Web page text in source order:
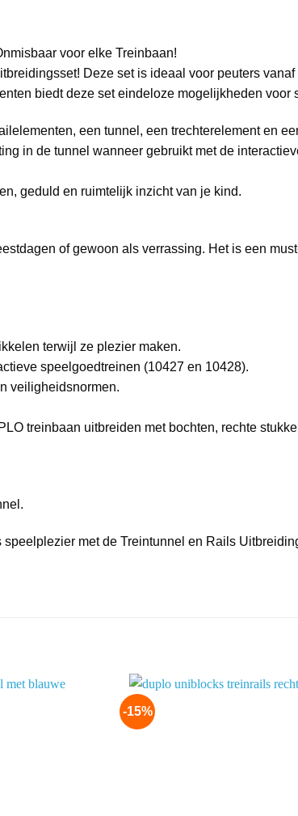
voor elke Treinbaan!
Deze set is ideaal voor peuters
biedt deze set eindeloze mogelijkheden voor
een tunnel, een trechterelement en
in de tunnel wanneer gebruikt met de
geduld en ruimtelijk inzicht van je kind.
of gewoon als verrassing. Het is een
terwijl ze plezier maken.
speelgoedtreinen (10427 en 10428).
veiligheidsnormen.
treinbaan uitbreiden met bochten, rechte
met de Treintunnel en Rails
-15%